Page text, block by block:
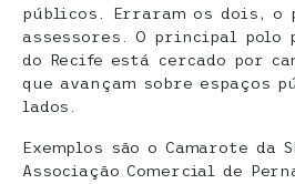
públicos. Erraram os dois, o
assessores. O principal polo
do Recife está cercado por
que avançam sobre espaços
lados.
Exemplos são o Camarote da
Associação Comercial de